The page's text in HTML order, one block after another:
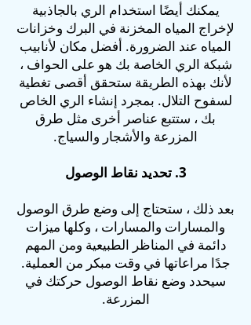
يمكنك أيضًا استخدام الري بالجاذبية
لإخراج المياه المخزنة في البرك وخزانات
المياه عند الضرورة. أفضل مكان لأنابيب
شبكة الري الخاصة بك هو على الحواف ،
لأنك بهذه الطريقة ستحقق أقصى تغطية
لسفوح التلال. بمجرد إنشاء الري الخاص
بك ، ستتبع عناصر أخرى مثل طرق
المزرعة والأشجار والسياج.
3. تحديد نقاط الوصول
بعد ذلك ، ستحتاج إلى وضع طرق الوصول
والمسارات والمسارات ، وكلها ميزات
دائمة في المناظر الطبيعية ومن المهم
جدًا مراعاتها في وقت مبكر من العملية.
سيحدد وضع نقاط الوصول حركتك في
المزرعة.